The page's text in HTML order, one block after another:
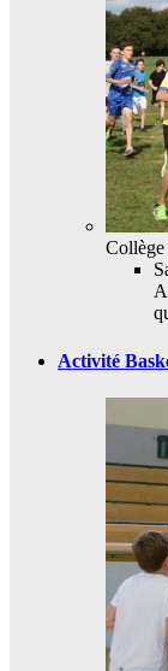
Activité